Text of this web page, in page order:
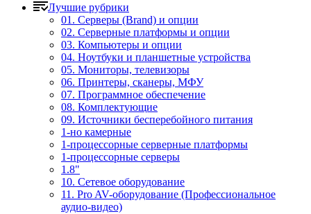
Лучшие рубрики
01. Серверы (Brand) и опции
02. Серверные платформы и опции
03. Компьютеры и опции
04. Ноутбуки и планшетные устройства
05. Мониторы, телевизоры
06. Принтеры, сканеры, МФУ
07. Программное обеспечение
08. Комплектующие
09. Источники бесперебойного питания
1-но камерные
1-процессорные серверные платформы
1-процессорные серверы
1.8"
10. Сетевое оборудование
11. Pro AV-оборудование (Профессиональное
аудио-видео)